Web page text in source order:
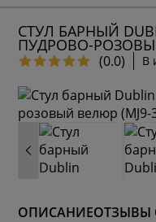
СТУЛ БАРНЫЙ
ПУДРОВО-
(0.0) В
ОПИСАНИЕОТЗЫВЫ
* обязательное поле